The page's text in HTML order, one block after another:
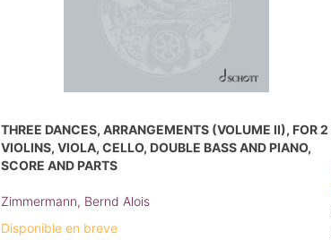
THREE DANCES, ARRANGEMENTS (VOLUME II), FOR 2
VIOLINS, VIOLA, CELLO, DOUBLE BASS AND PIANO,
SCORE AND PARTS
Zimmermann, Bernd Alois
Disponible en breve